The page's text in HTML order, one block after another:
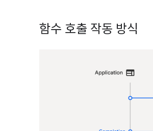
함수 호출 작동 방식